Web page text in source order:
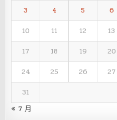
3
4 5 6
10
11 12 13
17
18 19 20
24
25 26 27
31
« 7 月